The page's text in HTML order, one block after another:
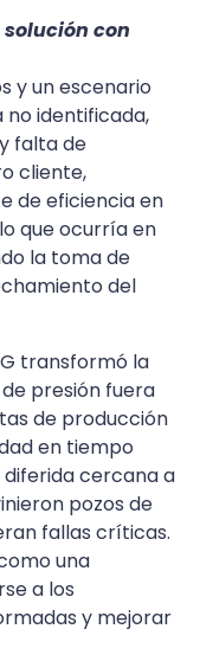
con
y un escenario
identificada,
falta de
cliente,
de eficiencia en
que ocurría en
la toma de
del
transformó la
presión fuera
de producción
en tiempo
cercana a
pozos de
fallas críticas.
una
a los
y mejorar